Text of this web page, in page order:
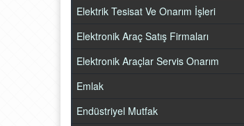
Elektrik Tesisat Ve Onarım İşleri
Elektronik Araç Satış Firmaları
Elektronik Araçlar Servis Onarım
Emlak
Endüstriyel Mutfak